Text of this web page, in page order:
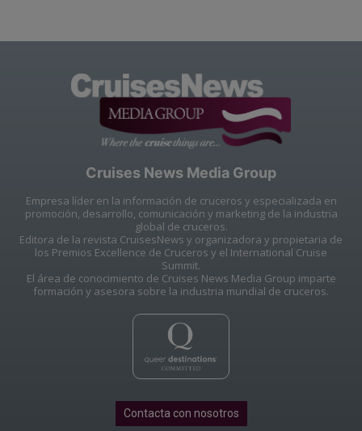
Cruises News Media Group
Empresa líder en la información de cruceros y especializada en
promoción, desarrollo, comunicación y marketing de la industria
global de cruceros.
Editora de la revista CruisesNews y organizadora y propietaria de
los Premios Excellence de Cruceros y el International Cruise
Summit.
El área de conocimiento de Cruises News Media Group imparte
formación y asesora sobre la industria mundial de cruceros.
Contacta con nosotros